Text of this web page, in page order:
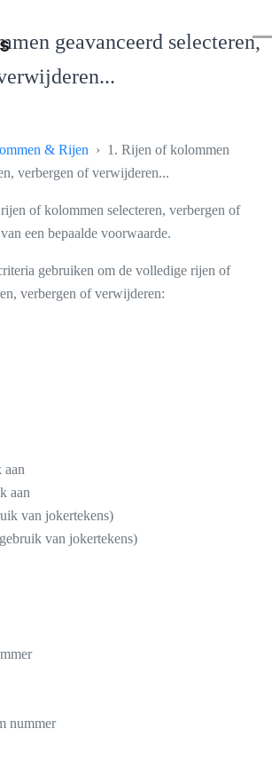
geavanceerd selecteren,
& Rijen › 1. Rijen of kolommen
verbergen of verwijderen...
of kolommen selecteren, verbergen of
een bepaalde voorwaarde.
gebruiken om de volledige rijen of
verbergen of verwijderen:
aan
aan
van jokertekens)
van jokertekens)
nummer